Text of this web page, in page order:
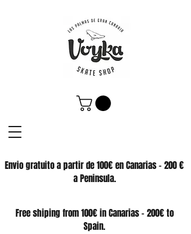
Envio gratuito a partir de 100€ en Canarias - 200 €
a Peninsula.
SKATE SHOP
Free shiping from 100€ in Canarias - 200€ to
Spain.